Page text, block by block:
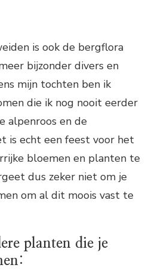
is ook de bergflora
bijzonder divers en
mijn tochten ben ik
die ik nog nooit eerder
alpenroos en de
is echt een feest voor het
bloemen en planten te
dus zeker niet om je
om al dit moois vast te
planten die je